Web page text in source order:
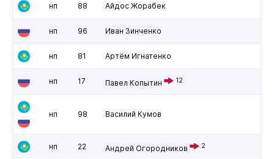
нп 88 Айдос Жорабек
нп 96 Иван Зинченко
нп 81 Артём Игнатенко
нп 17 Павел Копытин 12
нп 98 Василий Кумов
нп 22 Андрей Огородников 2